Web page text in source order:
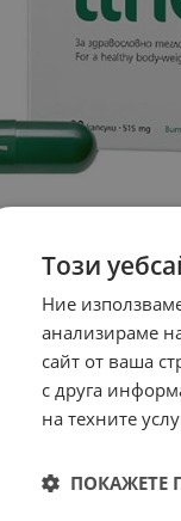
Този
Ние
анализираме
сайт от ваша
с друга
на техните
ПОКАЖЕТЕ